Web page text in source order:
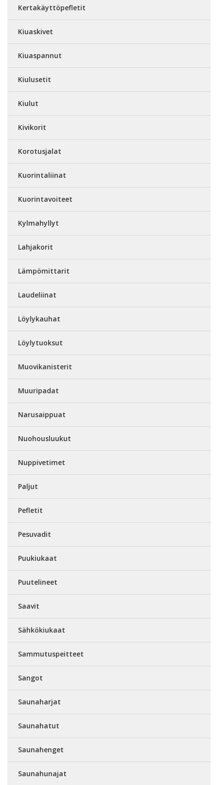
Kertakäyttöpefletit
Kiuaskivet
Kiuaspannut
Kiulusetit
Kiulut
Kivikorit
Korotusjalat
Kuorintaliinat
Kuorintavoiteet
Kylmahyllyt
Lahjakorit
Lämpömittarit
Laudeliinat
Löylykauhat
Löylytuoksut
Muovikanisterit
Muuripadat
Narusaippuat
Nuohousluukut
Nuppivetimet
Paljut
Pefletit
Pesuvadit
Puukiukaat
Puutelineet
Saavit
Sähkökiukaat
Sammutuspeitteet
Sangot
Saunaharjat
Saunahatut
Saunahenget
Saunahunajat